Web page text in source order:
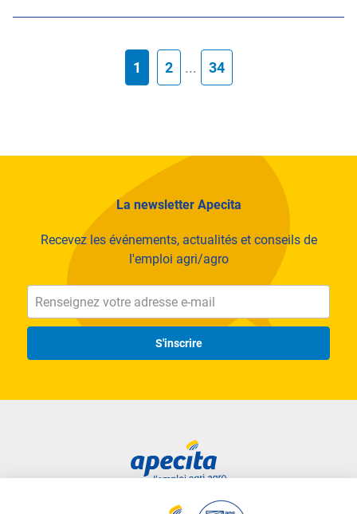
1 2 ... 34
La newsletter Apecita
Recevez les événements, actualités et conseils de
l'emploi agri/agro
S'inscrire